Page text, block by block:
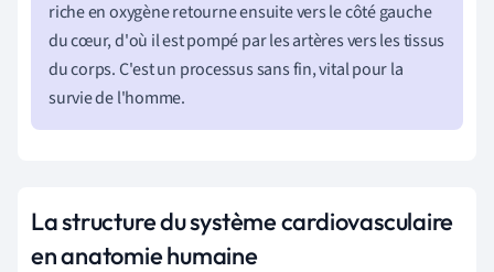
riche en oxygène retourne ensuite vers le côté gauche
du cœur, d'où il est pompé par les artères vers les tissus
du corps. C'est un processus sans fin, vital pour la
survie de l'homme.
La structure du système cardiovasculaire
en anatomie humaine